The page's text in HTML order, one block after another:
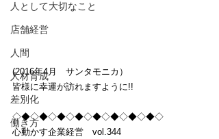
人として大切なこと
店舗経営
人間
人材育成
差別化
働き方
(2016年4月　サンタモニカ）
皆様に幸運が訪れますように!!
◇◆◇◆◇◆◇◆◇◆◇◆◇◆◇◆◇
心動かす企業経営　vol.344